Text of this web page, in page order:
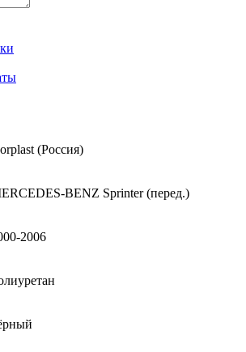
(Россия)
BENZ Sprinter (перед.)
2006